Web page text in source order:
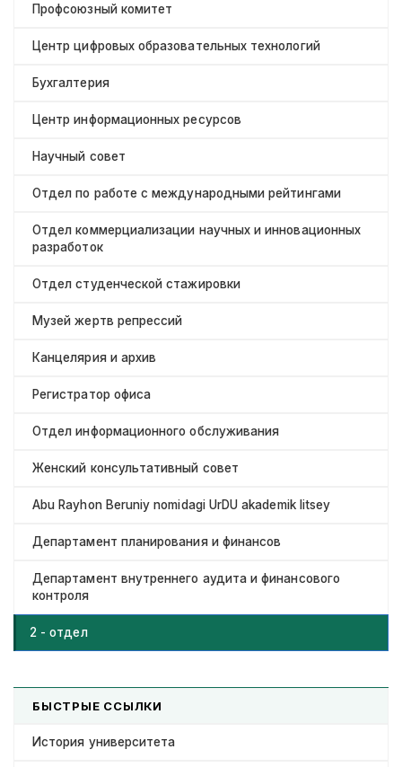
Профсоюзный комитет
Центр цифровых образовательных технологий
Бухгалтерия
Центр информационных ресурсов
Научный совет
Отдел по работе с международными рейтингами
Отдел коммерциализации научных и инновационных
разработок
Отдел студенческой стажировки
Музей жертв репрессий
Канцелярия и архив
Регистратор офиса
Отдел информационного обслуживания
Женский консультативный совет
Abu Rayhon Beruniy nomidagi UrDU akademik litsey
Департамент планирования и финансов
Департамент внутреннего аудита и финансового
контроля
2 - отдел
БЫСТРЫЕ ССЫЛКИ
История университета